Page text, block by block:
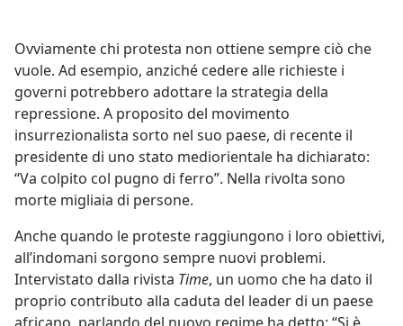
Ovviamente chi protesta non ottiene sempre ciò che
vuole. Ad esempio, anziché cedere alle richieste i
governi potrebbero adottare la strategia della
repressione. A proposito del movimento
insurrezionalista sorto nel suo paese, di recente il
presidente di uno stato mediorientale ha dichiarato:
“Va colpito col pugno di ferro”. Nella rivolta sono
morte migliaia di persone.
Anche quando le proteste raggiungono i loro obiettivi,
all’indomani sorgono sempre nuovi problemi.
Intervistato dalla rivista Time, un uomo che ha dato il
proprio contributo alla caduta del leader di un paese